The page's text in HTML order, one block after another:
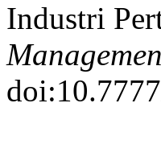
Industri